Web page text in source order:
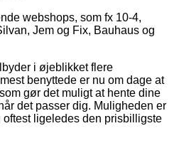
webshops, som fx 10-4,
Jem og Fix, Bauhaus og
i øjeblikket flere
benyttede er nu om dage at
gør det muligt at hente dine
det passer dig. Muligheden er
ligeledes den prisbilligste